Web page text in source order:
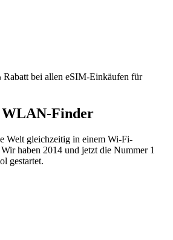
bei allen eSIM-Einkäufen für
Finder
Welt gleichzeitig in einem Wi-Fi-
haben 2014 und jetzt die Nummer 1
gestartet.